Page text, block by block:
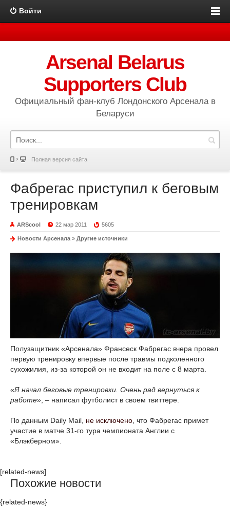
Войти
Arsenal Belarus
Supporters Club
Официальный фан-клуб Лондонского Арсенала в
Беларуси
Полная версия сайта
Фабрегас приступил к беговым
тренировкам
ARScool 22 мар 2011 5605
Новости Арсенала » Другие источники
Полузащитник «Арсенала» Франсеск Фабрегас вчера провел
первую тренировку впервые после травмы подколенного
сухожилия, из-за которой он не входит на поле с 8 марта.
«Я начал беговые тренировки. Очень рад вернуться к
работе», – написал футболист в своем твиттере.
По данным Daily Mail, не исключено, что Фабрегас примет
участие в матче 31-го тура чемпионата Англии с
«Блэкберном».
[related-news]
Похожие новости
{related-news}